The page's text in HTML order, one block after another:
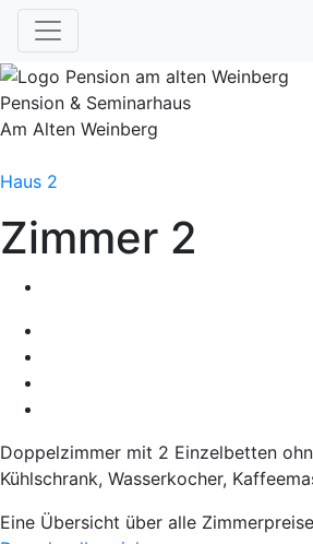
Pension & Seminarhaus
Am Alten Weinberg
Haus 2
Zimmer 2
Doppelzimmer mit 2 Einzelbetten
Kühlschrank, Wasserkocher,
Eine Übersicht über alle